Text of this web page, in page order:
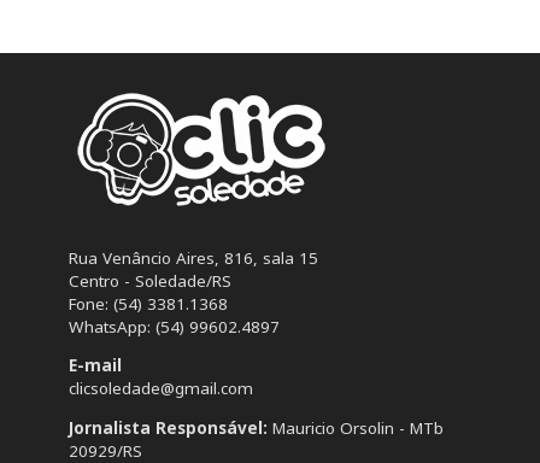
Rua Venâncio Aires, 816, sala 15
Centro - Soledade/RS
Fone: (54) 3381.1368
WhatsApp: (54) 99602.4897
E-mail
clicsoledade@gmail.com
Jornalista Responsável: Mauricio Orsolin - MTb
20929/RS